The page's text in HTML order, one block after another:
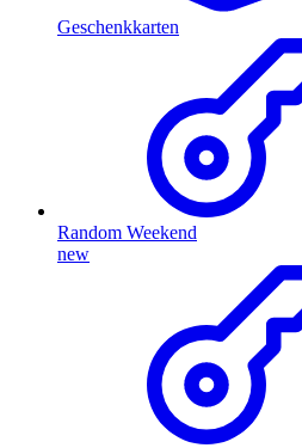
Geschenkkarten
Random Weekend
new